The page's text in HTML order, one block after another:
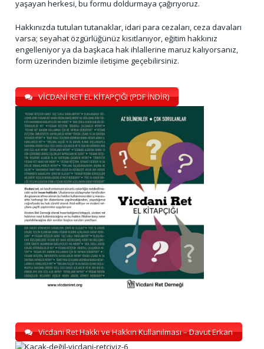
yaşayan herkesi, bu formu doldurmaya çağırıyoruz.
Hakkınızda tutulan tutanaklar, idari para cezaları, ceza davaları
varsa; seyahat özgürlüğünüz kısıtlanıyor, eğitim hakkınız
engelleniyor ya da başkaca hak ihlallerine maruz kalıyorsanız,
form üzerinden bizimle iletişime geçebilirsiniz.
VİCDANİ RET EL KİTAPÇIĞI (PDF İNDİR)
Vicdani Ret Hakkı ve Hakkın Kullanılması – Davut Erkan